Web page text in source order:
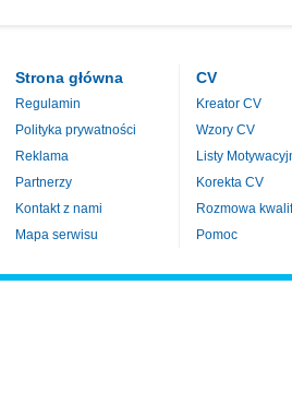
Strona główna
Regulamin
Polityka prywatności
Reklama
Partnerzy
Kontakt z nami
Mapa serwisu
CV
Kreator CV
Wzory CV
Listy
Korekta CV
Rozmowa
Pomoc